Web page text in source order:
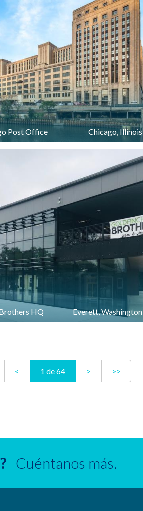
Post Office Chicago, Illinois
HQ Everett, Washington
< 1 de 64 > >>
Cuéntanos más.